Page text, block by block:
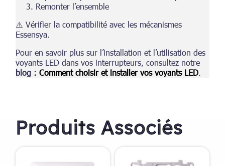
Remonter l’ensemble
⚠️ Vérifier la compatibilité avec les mécanismes
Essensya.
Pour en savoir plus sur l’installation et l’utilisation des
voyants LED dans vos interrupteurs, consultez notre
blog :Comment choisir et installer vos voyants LED
Produits Associés